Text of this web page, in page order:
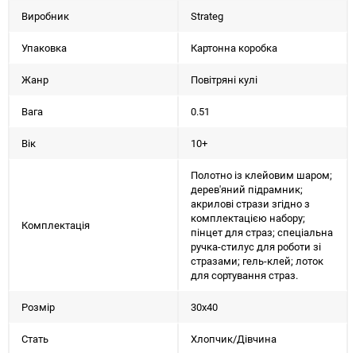
Виробник
Strateg
Упаковка Картонна коробка
Жанр Повітряні кулі
Вага 0.51
Вік 10+
Комплектація
Полотно із клейовим шаром;
дерев'яний підрамник;
акрилові стрази згідно з
комплектацією набору;
пінцет для страз; спеціальна
ручка-стилус для роботи зі
стразами; гель-клей; лоток
для сортування страз.
Розмір 30х40
Стать Хлопчик/Дiвчина